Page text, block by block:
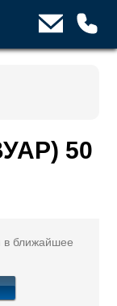
50
в ближайшее